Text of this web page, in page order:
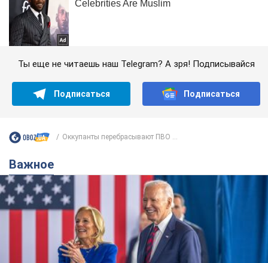
Ты еще не читаешь наш Telegram? А зря! Подписывайся
Подписаться Подписаться
Оккупанты перебрасывают ПВО ...
Важное